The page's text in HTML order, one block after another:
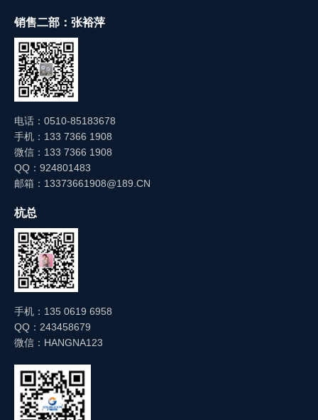
销售二部：张裕萍
电话：0510-85183678
手机：133 7366 1908
微信：133 7366 1908
QQ：924801483
邮箱：13373661908@189.CN
杭总
手机：135 0619 6958
QQ：243458679
微信：HANGNA123